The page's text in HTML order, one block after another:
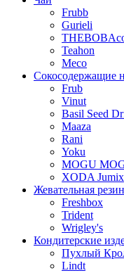
Frubb
Gurieli
Teahon
Meco
Сокосодержащие
Frub
Vinut
Basil Seed
Maaza
Rani
Yoku
MOGU
XODA Jumix
Жевательная
Freshbox
Trident
Wrigley's
Кондитерские
Пухлый
Lindt